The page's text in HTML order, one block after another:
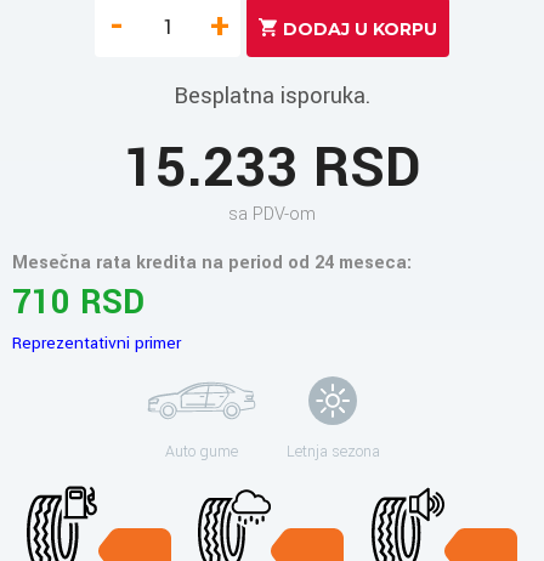
- +
Besplatna isporuka.
15.233 RSD
sa PDV-om
Mesečna rata kredita na period od 24 meseca:
710 RSD
Reprezentativni primer
Auto gume Letnja sezona